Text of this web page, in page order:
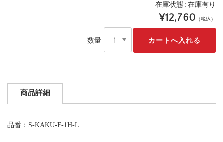
在庫状態 : 在庫有り
¥12,760 （税込）
数量
商品詳細
品番：S-KAKU-F-1H-L